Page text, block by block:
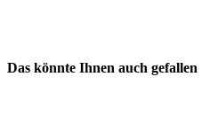
Das könnte Ihnen auch gefallen